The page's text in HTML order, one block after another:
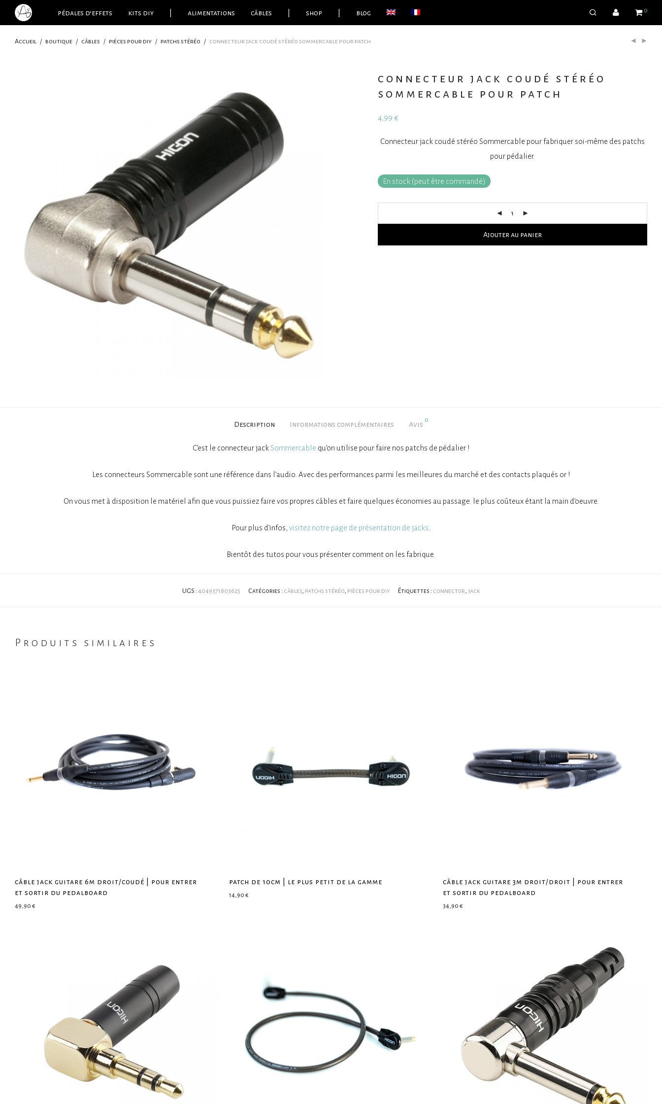
pédales d’effets kits diy alimentations câbles shop blog 0
Accueil / boutique / câbles / pièces pour diy / patchs stéréo / connecteur jack coudé stéréo sommercable pour patch
connecteur jack coudé stéréo
sommercable pour patch
4,99 €
Connecteur jack coudé stéréo Sommercable pour fabriquer soi-même des patchs
pour pédalier.
En stock (peut être commandé)
Ajouter au panier
Description Informations complémentaires Avis
0
C’est le connecteur jack Sommercable qu’on utilise pour faire nos patchs de pédalier !
Les connecteurs Sommercable sont une référence dans l’audio. Avec des performances parmi les meilleures du marché et des contacts plaqués or !
On vous met à disposition le matériel afin que vous puissiez faire vos propres câbles et faire quelques économies au passage. le plus coûteux étant la main d’oeuvre.
Pour plus d’infos, visitez notre page de présentation de jacks
Bientôt des tutos pour vous présenter comment on les fabrique.
UGS : 4049371803625 Catégories : câbles, patchs stéréo, pièces pour diy Étiquettes : connector, jack
Produits similaires
câble jack guitare 6m droit/coudé | pour entrer
et sortir du pedalboard
49,90 €
patch de 10cm | le plus petit de la gamme
14,90 €
câble jack guitare 3m droit/droit | pour entrer
et sortir du pedalboard
34,90€